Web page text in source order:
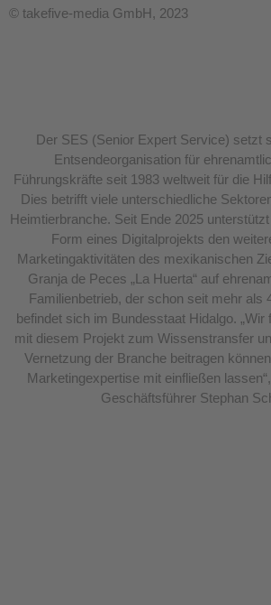
© takefive-media GmbH, 2023
Der SES (Senior Expert Service) setzt
Entsendeorganisation für
Führungskräfte seit 1983 weltweit für die
Dies betrifft viele unterschiedliche
Heimtierbranche. Seit Ende 2025
Form eines Digitalprojekts den
Marketingaktivitäten des mexikanischen
Granja de Peces „La Huerta“ auf
Familienbetrieb, der schon seit mehr als
befindet sich im Bundesstaat Hidalgo.
mit diesem Projekt zum Wissenstransfer
Vernetzung der Branche beitragen
Marketingexpertise mit einfließen
Geschäftsführer Stephan